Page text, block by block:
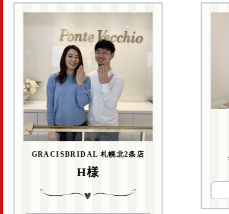
GRACISBRIDAL 札幌北2条店
H様